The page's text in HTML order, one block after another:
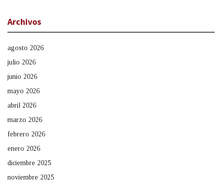
Archivos
agosto 2026
julio 2026
junio 2026
mayo 2026
abril 2026
marzo 2026
febrero 2026
enero 2026
diciembre 2025
noviembre 2025